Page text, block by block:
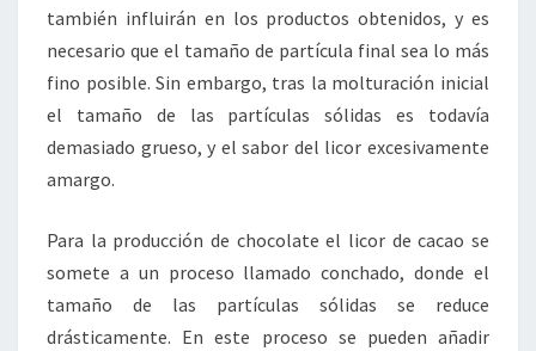
también influirán en los productos obtenidos, y es
necesario que el tamaño de partícula final sea lo más
fino posible. Sin embargo, tras la molturación inicial
el tamaño de las partículas sólidas es todavía
demasiado grueso, y el sabor del licor excesivamente
amargo.
Para la producción de chocolate el licor de cacao se
somete a un proceso llamado conchado, donde el
tamaño de las partículas sólidas se reduce
drásticamente. En este proceso se pueden añadir